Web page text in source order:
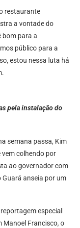
restaurante
a vontade do
bom para a
público para a
estou nessa luta há
pela instalação do
semana passa, Kim
colhendo por
ao governador com
anseia por um
especial
Manoel Francisco, o